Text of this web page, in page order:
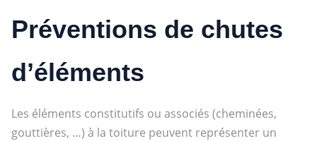
Préventions de chutes
d’éléments
Les éléments constitutifs ou associés (cheminées,
gouttières, …) à la toiture peuvent représenter un